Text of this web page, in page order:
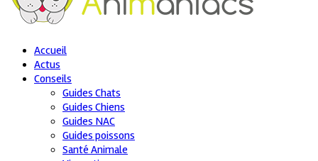
Accueil
Actus
Conseils
Guides Chats
Guides Chiens
Guides NAC
Guides poissons
Santé Animale